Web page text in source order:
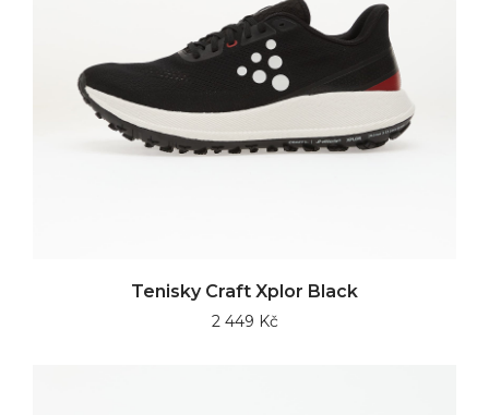
Tenisky Craft Xplor Black
2 449 Kč